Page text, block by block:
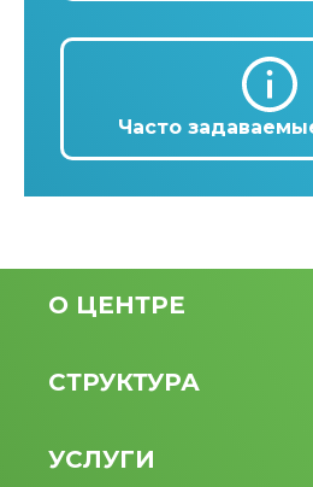
Часто
О ЦЕНТРЕ
СТРУКТУРА
УСЛУГИ